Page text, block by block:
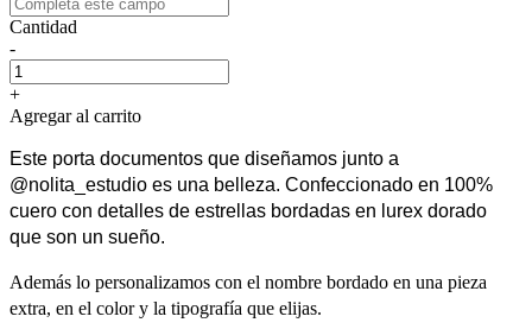
Cantidad
-
+
Agregar al carrito
Este porta documentos que diseñamos junto a
@nolita_estudio es una belleza. Confeccionado en 100%
cuero con detalles de estrellas bordadas en lurex dorado
que son un sueño.
Además lo personalizamos con el nombre bordado en una pieza
extra, en el color y la tipografía que elijas.